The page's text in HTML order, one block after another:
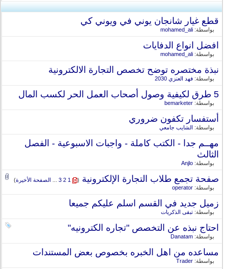
قطع غيار شانجان يوني في ويوني كي
بواسطة:mohamed_ali
افضل انواع الدفايات
بواسطة:mohamed_ali
نبذة مختصره توضح تخصص التجارة الالكترونية
بواسطة:فهد العنزي 2030
بواسطة:bemarketer
أستفسار تكفون ضروري
بواسطة:الشايب جامعي
مهــم جدا - الكتب كاملة - واجبات الاسبوعية - الفصل
الثالث
بواسطة:Anjlo
صفحة تجمع طلاب التجارة الإلكترونية‏
(
1
2
3
... الصفحة الأخيرة)
بواسطة:operator
زميل جديد في القسم اسلم عليكم جميعا
بواسطة:تبقى الذكريات
احتاج نبذه عن التخصص "تجاره الكترونيه"
بواسطة:Danatam
مساعده من اهل الخبره بخصوص بعض المستندات
بواسطة:Trader